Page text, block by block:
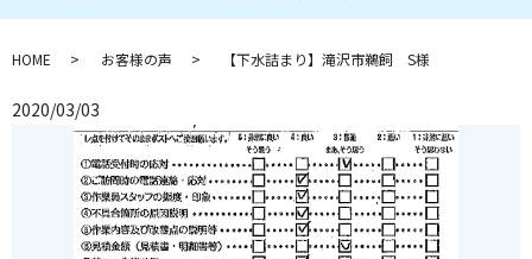
HOME お客様の声 【下水詰まり】滝沢市鵜飼 S様
2020/03/03